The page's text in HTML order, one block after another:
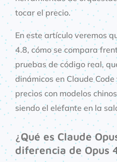
tocar el precio.
En este artículo veremos
4.8, cómo se compara
pruebas de código real,
dinámicos en Claude
precios con modelos
siendo el elefante en la
¿Qué es Claude
diferencia de Opus